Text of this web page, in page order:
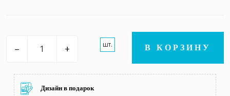
– + шт. В КОРЗИНУ
Дизайн в подарок